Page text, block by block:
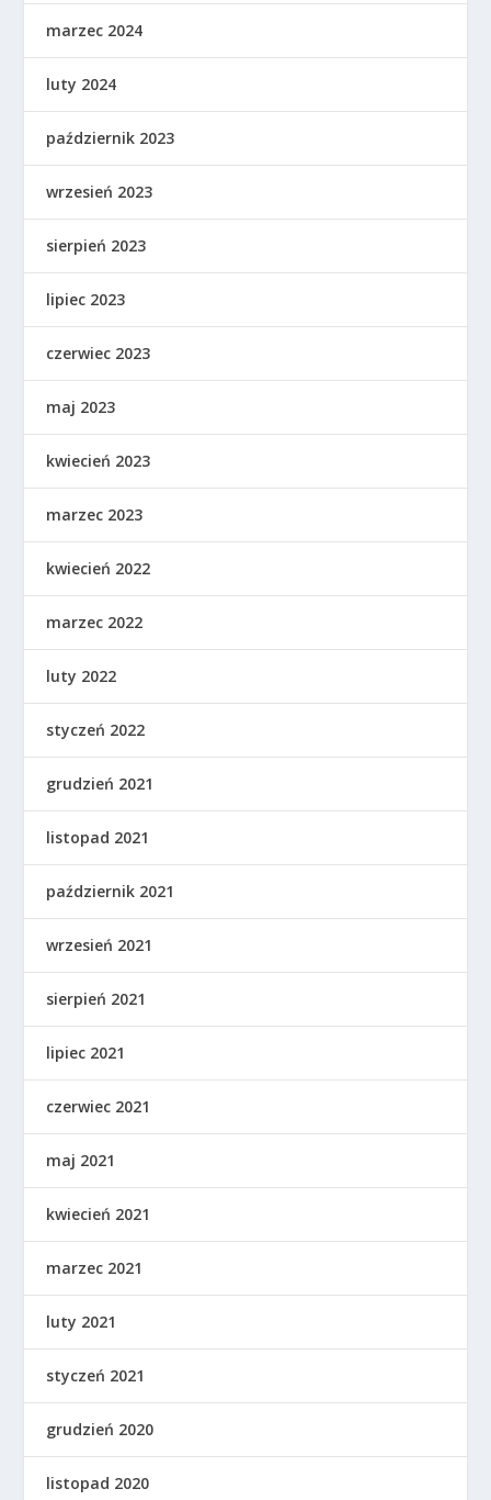
marzec 2024
luty 2024
październik 2023
wrzesień 2023
sierpień 2023
lipiec 2023
czerwiec 2023
maj 2023
kwiecień 2023
marzec 2023
kwiecień 2022
marzec 2022
luty 2022
styczeń 2022
grudzień 2021
listopad 2021
październik 2021
wrzesień 2021
sierpień 2021
lipiec 2021
czerwiec 2021
maj 2021
kwiecień 2021
marzec 2021
luty 2021
styczeń 2021
grudzień 2020
listopad 2020